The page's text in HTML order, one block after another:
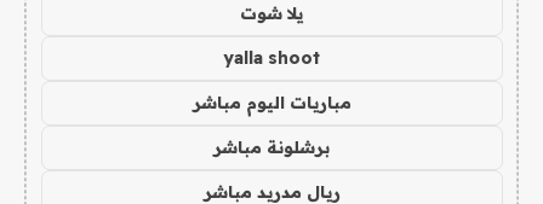
يلا شوت
yalla shoot
مباريات اليوم مباشر
برشلونة مباشر
ريال مدريد مباشر